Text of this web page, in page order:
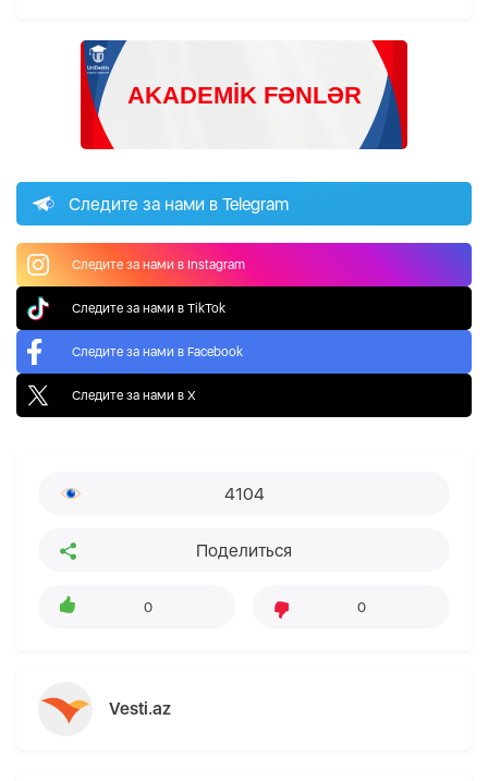
Следите за нами в Telegram
Следите за нами в Instagram
Следите за нами в TikTok
Следите за нами в Facebook
Следите за нами в X
4104
Поделиться
0 0
Vesti.az